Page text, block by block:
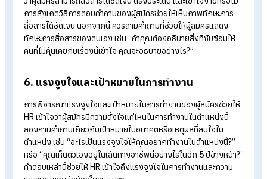
เป็นอย่างมาก ซึ่งทัศนคติเป็นส่วนสำคัญที่ส่งผลต่อการทำงานร่วม
ทีม HR ควรสังเกตว่าผู้สมัครมีความคิดเชิงบวก การทำงานเชิงรุก
มีความสามารถในการปรับตัวตามวัฒนธรรมองค์กรหรือไม่ โดยคำ
ที่เกี่ยวข้อง เช่น “ในสถานการณ์ที่ต้องทำงานร่วมกับคนหลายประเ
สมัคร
4. ความสามารถในการแก้ปัญหาและการคิด
วิเคราะห์
ในแต่ละตำแหน่งงาน มักจะมีปัญหาและความท้าทายที่เกิดขึ้นใน
ระหว่างการทำงาน HR ควรประเมินความสามารถของผู้สมัครในกา